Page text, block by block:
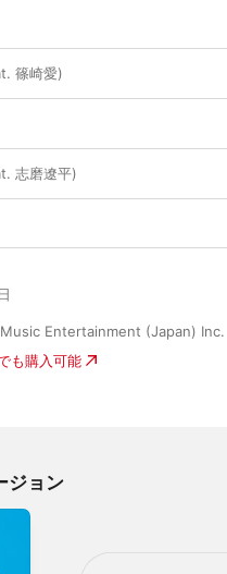
篠崎愛)
志磨遼平)
Entertainment (Japan) Inc.
も購入可能
ジョン